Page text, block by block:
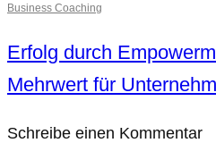
Business Coaching
Erfolg durch
Mehrwert für
Schreibe einen Kommentar